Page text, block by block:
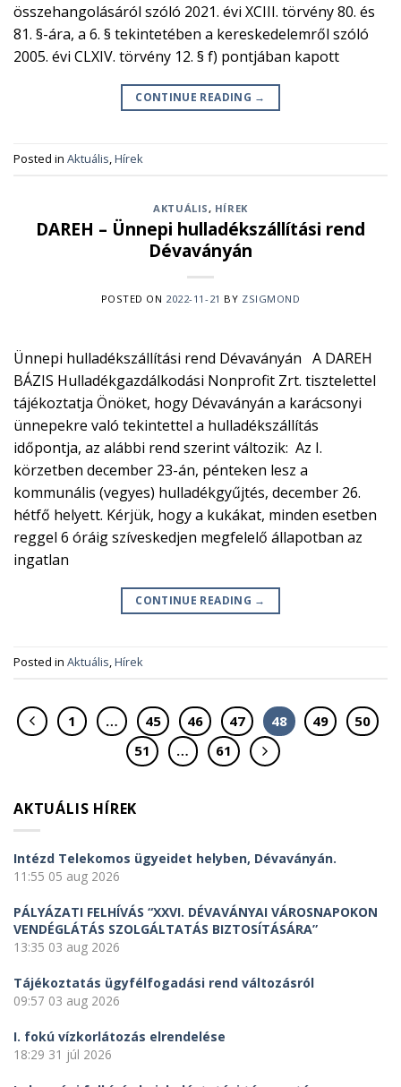
összehangolásáról szóló 2021. évi XCIII. törvény 80. és
81. §-ára, a 6. § tekintetében a kereskedelemről szóló
2005. évi CLXIV. törvény 12. § f) pontjában kapott
CONTINUE READING →
Posted in Aktuális,Hírek
AKTUÁLIS, HÍREK
DAREH – Ünnepi hulladékszállítási rend
Dévaványán
POSTED ON 2022-11-21 BY ZSIGMOND
Ünnepi hulladékszállítási rend Dévaványán A DAREH
BÁZIS Hulladékgazdálkodási Nonprofit Zrt. tisztelettel
tájékoztatja Önöket, hogy Dévaványán a karácsonyi
ünnepekre való tekintettel a hulladékszállítás
időpontja, az alábbi rend szerint változik: Az I.
körzetben december 23-án, pénteken lesz a
kommunális (vegyes) hulladékgyűjtés, december 26.
hétfő helyett. Kérjük, hogy a kukákat, minden esetben
reggel 6 óráig szíveskedjen megfelelő állapotban az
ingatlan
CONTINUE READING →
Posted in Aktuális,Hírek
1 … 45 46 47 48 49
50
51
… 61
AKTUÁLIS HÍREK
Intézd Telekomos ügyeidet helyben, Dévaványán.
11:55 05 aug 2026
PÁLYÁZATI FELHÍVÁS “XXVI. DÉVAVÁNYAI VÁROSNAPOKON
VENDÉGLÁTÁS SZOLGÁLTATÁS BIZTOSÍTÁSÁRA”
13:35 03 aug 2026
Tájékoztatás ügyfélfogadási rend változásról
09:57 03 aug 2026
I. fokú vízkorlátozás elrendelése
18:29 31 júl 2026